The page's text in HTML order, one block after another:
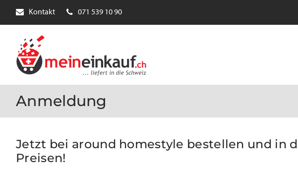
Kontakt 071 539 10 90
Anmeldung
Jetzt bei around homestyle bestellen und in
Preisen!